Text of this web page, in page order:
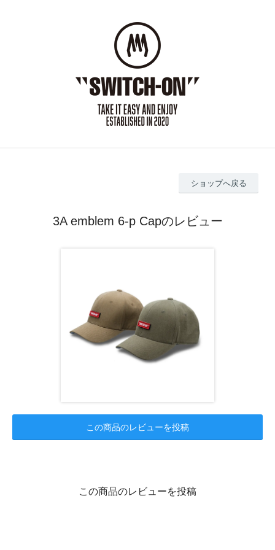
ショップへ戻る
3A emblem 6-p Capのレビュー
この商品のレビューを投稿
この商品のレビューを投稿